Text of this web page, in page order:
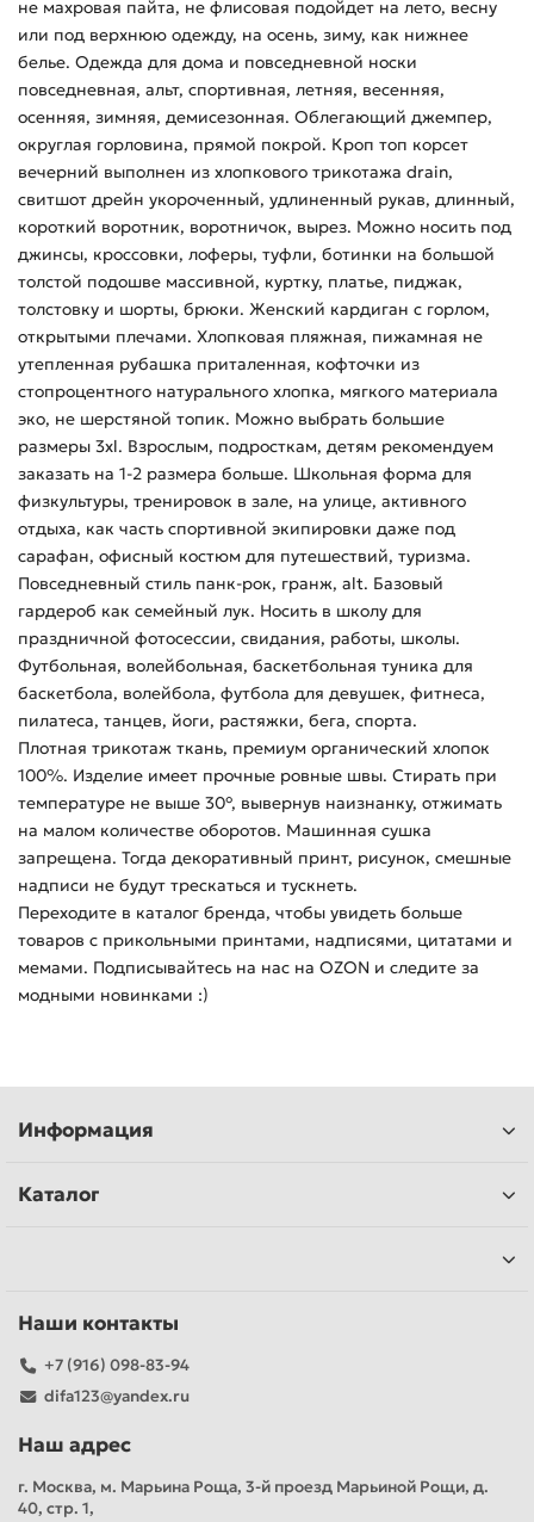
не махровая пайта, не флисовая подойдет на лето, весну
или под верхнюю одежду, на осень, зиму, как нижнее
белье. Одежда для дома и повседневной носки
повседневная, альт, спортивная, летняя, весенняя,
осенняя, зимняя, демисезонная. Облегающий джемпер,
округлая горловина, прямой покрой. Кроп топ корсет
вечерний выполнен из хлопкового трикотажа drain,
свитшот дрейн укороченный, удлиненный рукав, длинный,
короткий воротник, воротничок, вырез. Можно носить под
джинсы, кроссовки, лоферы, туфли, ботинки на большой
толстой подошве массивной, куртку, платье, пиджак,
толстовку и шорты, брюки. Женский кардиган с горлом,
открытыми плечами. Хлопковая пляжная, пижамная не
утепленная рубашка приталенная, кофточки из
стопроцентного натурального хлопка, мягкого материала
эко, не шерстяной топик. Можно выбрать большие
размеры 3xl. Взрослым, подросткам, детям рекомендуем
заказать на 1-2 размера больше. Школьная форма для
физкультуры, тренировок в зале, на улице, активного
отдыха, как часть спортивной экипировки даже под
сарафан, офисный костюм для путешествий, туризма.
Повседневный стиль панк-рок, гранж, alt. Базовый
гардероб как семейный лук. Носить в школу для
праздничной фотосессии, свидания, работы, школы.
Футбольная, волейбольная, баскетбольная туника для
баскетбола, волейбола, футбола для девушек, фитнеса,
пилатеса, танцев, йоги, растяжки, бега, спорта.
Плотная трикотаж ткань, премиум органический хлопок
100%. Изделие имеет прочные ровные швы. Стирать при
температуре не выше 30°, вывернув наизнанку, отжимать
на малом количестве оборотов. Машинная сушка
запрещена. Тогда декоративный принт, рисунок, смешные
надписи не будут трескаться и тускнеть.
Переходите в каталог бренда, чтобы увидеть больше
товаров с прикольными принтами, надписями, цитатами и
мемами. Подписывайтесь на нас на OZON и следите за
модными новинками :)
Информация
Каталог
Наши контакты
+7 (916) 098-83-94
difa123@yandex.ru
Наш адрес
г. Москва, м. Марьина Роща, 3-й проезд Марьиной Рощи, д.
40, стр. 1,